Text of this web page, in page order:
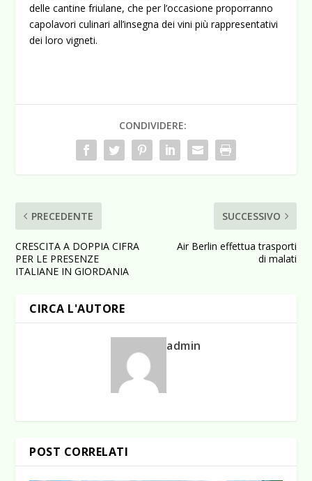
delle cantine friulane, che per l’occasione proporranno
capolavori culinari all’insegna dei vini più rappresentativi
dei loro vigneti.
CONDIVIDERE:
PRECEDENTE
CRESCITA A DOPPIA CIFRA
PER LE PRESENZE
ITALIANE IN GIORDANIA
SUCCESSIVO
Air Berlin effettua trasporti
di malati
CIRCA L'AUTORE
admin
POST CORRELATI